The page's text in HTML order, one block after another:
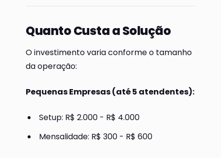
Quanto Custa a Solução
O investimento varia conforme o tamanho
da operação:
Pequenas Empresas (até 5 atendentes):
Setup: R$ 2.000 - R$ 4.000
Mensalidade: R$ 300 - R$ 600